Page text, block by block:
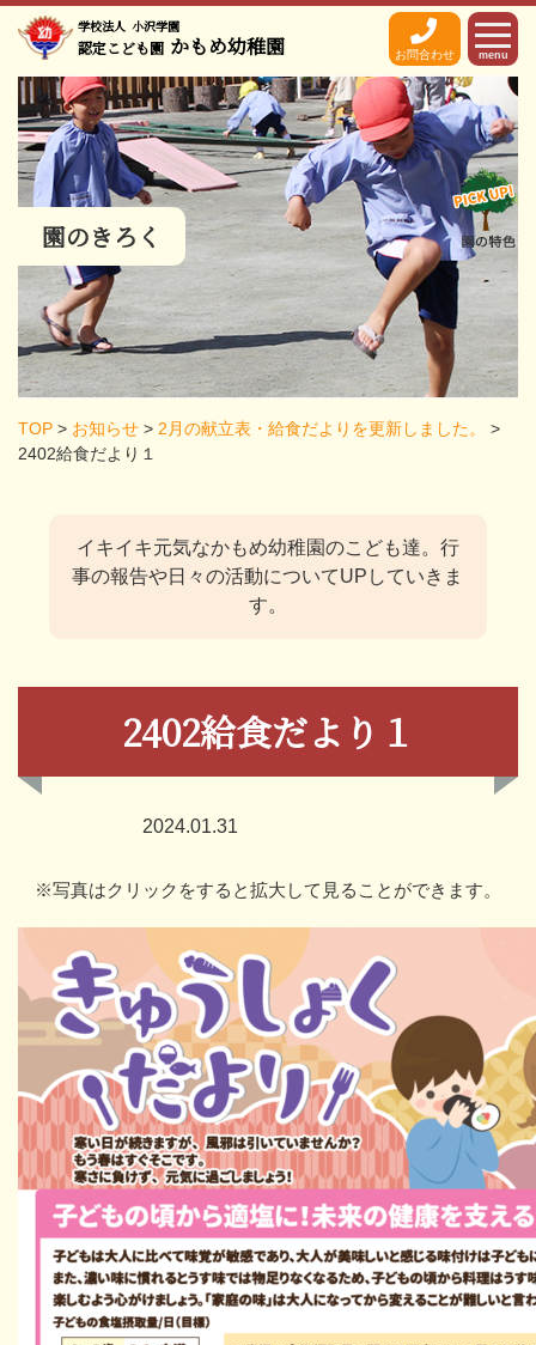
学校法人 小沢学園
認定こども園 かもめ幼稚園 お問合わせ menu
園のきろく
TOP > お知らせ > 2月の献立表・給食だよりを更新しました。
>
2402給食だより１
イキイキ元気なかもめ幼稚園のこども達。 行
事の報告や日々の活動についてUPしていきま
す。
2402給食だより１
2024.01.31
※写真はクリックをすると拡大して見ることができます。